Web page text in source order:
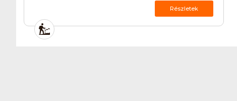
Részletek